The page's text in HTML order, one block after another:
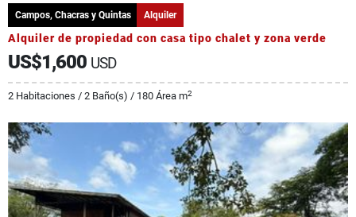
Campos, Chacras y Quintas Alquiler
Alquiler de propiedad con casa tipo chalet y zona verde
US$1,600 USD
2 Habitaciones / 2 Baño(s) / 180 Área m2